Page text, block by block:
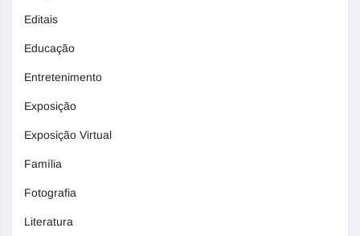
Editais
Educação
Entretenimento
Exposição
Exposição Virtual
Família
Fotografia
Literatura